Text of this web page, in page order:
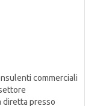
commerciali
diretta presso